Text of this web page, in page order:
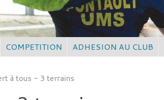
COMPETITION ADHESION AU CLUB
à tous - 3 terrains